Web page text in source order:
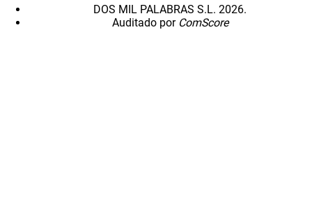
DOS MIL PALABRAS S.L. 2026.
Auditado por ComScore